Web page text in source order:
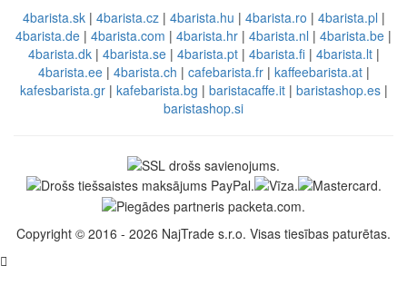
4barista.sk| 4barista.cz| 4barista.hu | 4barista.ro | 4barista.pl |
4barista.de | 4barista.com | 4barista.hr | 4barista.nl | 4barista.be |
4barista.dk| 4barista.se| 4barista.pt| 4barista.fi| 4barista.lt|
4barista.ee| 4barista.ch | cafebarista.fr| kaffeebarista.at|
kafesbarista.gr| kafebarista.bg | baristacaffe.it| baristashop.es|
baristashop.si
Copyright © 2016 - 2026 NajTrade s.r.o. Visas tiesības paturētas.